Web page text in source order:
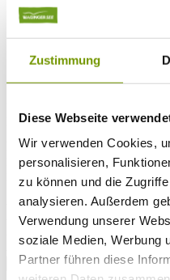
Zustimmung
Diese Webseite
Wir verwenden Cookies,
personalisieren,
zu können und die
analysieren. Außerdem
Verwendung unserer
soziale Medien, Werbung
Partner führen diese
Presse
Bitte wählen Sie einen Ort
Anreise*
Erwachsene
Kinder
Alter Kind 1
Alter Kind 2
Alter Kind 4
suchen